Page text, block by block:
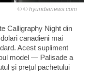
© hyundainews.com
Calligraphy Night din
canadieni mai
Acest supliment
model — Palisade a
și prețul pachetului